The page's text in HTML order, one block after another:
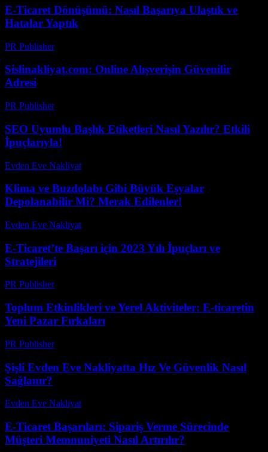
E-Ticaret Dönüşümü: Nasıl Başarıya Ulaştık ve
Hatalar Yaptık
PR Publisher-
Sislinakliyat.com: Online Alışverişin Güvenilir
Adresi
PR Publisher-
SEO Uyumlu Başlık Etiketleri Nasıl Yazılır? Etkili
İpuçlarıyla!
Evden Eve Nakliyat
Klima ve Buzdolabı Gibi Büyük Eşyalar
Depolanabilir Mi? Merak Edilenler!
Evden Eve Nakliyat
E-Ticaret’te Başarı için 2023 Yılı İpuçları ve
Stratejileri
PR Publisher-
Toplum Etkinlikleri ve Yerel Aktiviteler: E-ticaretin
Yeni Pazar Fırkaları
PR Publisher-
Şişli Evden Eve Nakliyatta Hız Ve Güvenlik Nasıl
Sağlanır?
Evden Eve Nakliyat
E-Ticaret Başarıları: Sipariş Verme Sürecinde
Müşteri Memnuniyeti Nasıl Artırılır?